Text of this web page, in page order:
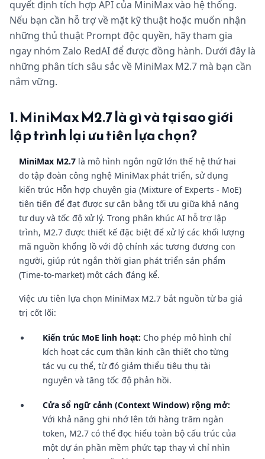
quyết định tích hợp API của MiniMax vào hệ thống.
Nếu bạn cần hỗ trợ về mặt kỹ thuật hoặc muốn nhận
những thủ thuật Prompt độc quyền, hãy tham gia
ngay nhóm Zalo RedAI để được đồng hành. Dưới đây là
những phân tích sâu sắc về MiniMax M2.7 mà bạn cần
nắm vững.
1. MiniMax M2.7 là gì và tại sao giới
lập trình lại ưu tiên lựa chọn?
MiniMax M2.7 là mô hình ngôn ngữ lớn thế hệ thứ hai
do tập đoàn công nghệ MiniMax phát triển, sử dụng
kiến trúc Hỗn hợp chuyên gia (Mixture of Experts - MoE)
tiên tiến để đạt được sự cân bằng tối ưu giữa khả năng
tư duy và tốc độ xử lý. Trong phân khúc AI hỗ trợ lập
trình, M2.7 được thiết kế đặc biệt để xử lý các khối lượng
mã nguồn khổng lồ với độ chính xác tương đương con
người, giúp rút ngắn thời gian phát triển sản phẩm
(Time-to-market) một cách đáng kể.
Việc ưu tiên lựa chọn MiniMax M2.7 bắt nguồn từ ba giá
trị cốt lõi:
Kiến trúc MoE linh hoạt: Cho phép mô hình chỉ
kích hoạt các cụm thần kinh cần thiết cho từng
tác vụ cụ thể, từ đó giảm thiểu tiêu thụ tài
nguyên và tăng tốc độ phản hồi.
Cửa sổ ngữ cảnh (Context Window) rộng mở:
Với khả năng ghi nhớ lên tới hàng trăm ngàn
token, M2.7 có thể đọc hiểu toàn bộ cấu trúc của
một dự án phần mềm phức tạp thay vì chỉ nhìn